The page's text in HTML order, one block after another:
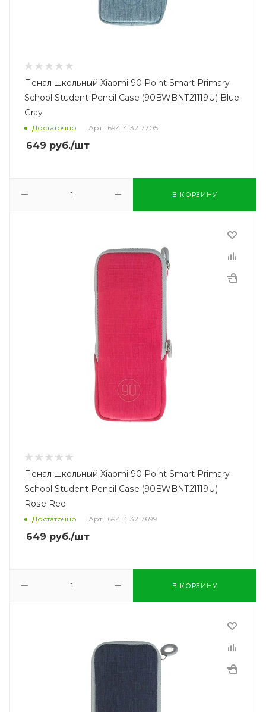
Пенал школьный Xiaomi 90 Point Smart Primary
School Student Pencil Case (90BWBNT21119U) Blue
Gray
Достаточно Арт.: 6941413217705
649 руб./шт
В КОРЗИНУ
Пенал школьный Xiaomi 90 Point Smart Primary
School Student Pencil Case (90BWBNT21119U)
Rose Red
Достаточно Арт.: 6941413217699
649 руб./шт
В КОРЗИНУ